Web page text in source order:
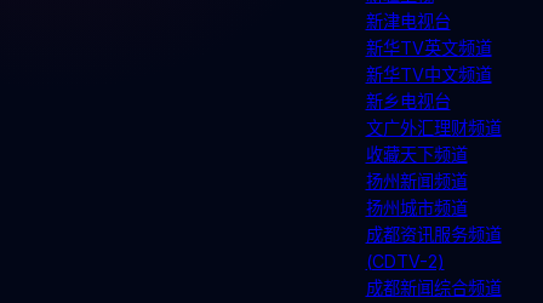
新津电视台
新华TV英文频道
新华TV中文频道
新乡电视台
文广外汇理财频道
收藏天下频道
扬州新闻频道
扬州城市频道
成都资讯服务频道
(CDTV-2)
成都新闻综合频道